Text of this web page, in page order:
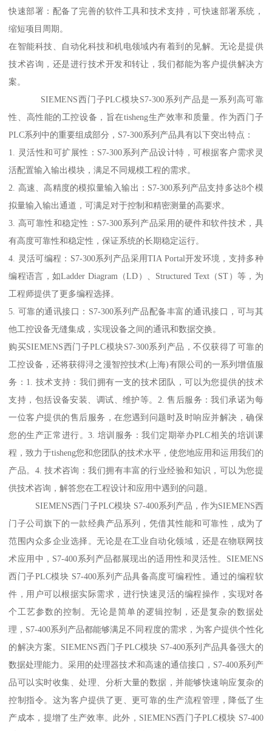
快速部署：配备了完善的软件工具和技术支持，可快速部署系统，
缩短项目周期。
在智能科技、自动化科技和机电领域内有着到的见解。无论是提供
技术咨询，还是进行技术开发和转让，我们都能为客户提供解决方
案。
SIEMENS西门子PLC模块S7-300系列产品是一系列高可靠
性、高性能的工控设备，旨在tisheng生产效率和质量。作为西门子
PLC系列中的重要组成部分，S7-300系列产品具有以下突出特点：
1. 灵活性和可扩展性：S7-300系列产品设计特，可根据客户需求灵
活配置输入输出模块，满足不同规模工程的需求。
2. 高速、高精度的模拟量输入输出：S7-300系列产品支持多达8个模
拟量输入输出通道，可满足对于控制和精密测量的高要求。
3. 高可靠性和稳定性：S7-300系列产品采用的硬件和软件技术，具
有高度可靠性和稳定性，保证系统的长期稳定运行。
4. 灵活可编程：S7-300系列产品采用TIA Portal开发环境，支持多种
编程语言，如Ladder Diagram（LD）、Structured Text（ST）等，为
工程师提供了更多编程选择。
5. 可靠的通讯接口：S7-300系列产品配备丰富的通讯接口，可与其
他工控设备无缝集成，实现设备之间的通讯和数据交换。
购买SIEMENS西门子PLC模块S7-300系列产品，不仅获得了可靠的
工控设备，还将获得浔之漫智控技术(上海)有限公司的一系列增值服
务：1. 技术支持：我们拥有一支的技术团队，可以为您提供的技术
支持，包括设备安装、调试、维护等。2. 售后服务：我们承诺为每
一位客户提供的售后服务，在您遇到问题时及时响应并解决，确保
您的生产正常进行。3. 培训服务：我们定期举办PLC相关的培训课
程，致力于tisheng您和您团队的技术水平，使您地应用和运用我们的
产品。4. 技术咨询：我们拥有丰富的行业经验和知识，可以为您提
供技术咨询，解答您在工程设计和应用中遇到的问题。
SIEMENS西门子PLC模块 S7-400系列产品，作为SIEMENS西
门子公司旗下的一款经典产品系列，凭借其性能和可靠性，成为了
范围内众多企业选择。无论是在工业自动化领域，还是在物联网技
术应用中，S7-400系列产品都展现出的适用性和灵活性。SIEMENS
西门子PLC模块 S7-400系列产品具备高度可编程性。通过的编程软
件，用户可以根据实际需求，进行快速灵活的编程操作，实现对各
个工艺参数的控制。无论是简单的逻辑控制，还是复杂的数据处
理，S7-400系列产品都能够满足不同程度的需求，为客户提供个性化
的解决方案。SIEMENS西门子PLC模块 S7-400系列产品具备强大的
数据处理能力。采用的处理器技术和高速的通信接口，S7-400系列产
品可以实时收集、处理、分析大量的数据，并能够快速响应复杂的
控制指令。这为客户提供了更、更可靠的生产流程管理，降低了生
产成本，提增了生产效率。此外，SIEMENS西门子PLC模块 S7-400